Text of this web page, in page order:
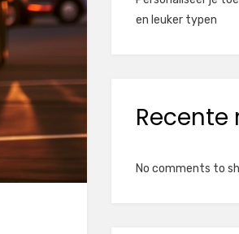
en leuker typen
Recente
No comments to